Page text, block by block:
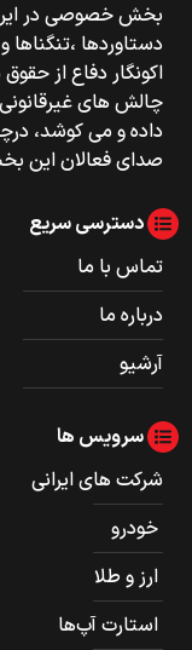
بخش خصوصی‌‌ در
دستاوردها ،تنگناها
اکونگار دفاع از
چالش های غیرقانونی
داده و می کوشد،
صدای فعالان این
دسترسی سریع
تماس با ما
درباره ما
آرشیو
سرویس ها
شرکت های ایرانی
خودرو
ارز و طلا
استارت آپ‌ها